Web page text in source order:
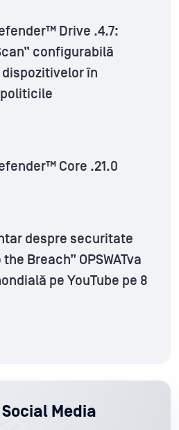
Drive .4.7:
configurabilă
în
Core .21.0
despre securitate
Breach” OPSWATva
pe YouTube pe 8
Media